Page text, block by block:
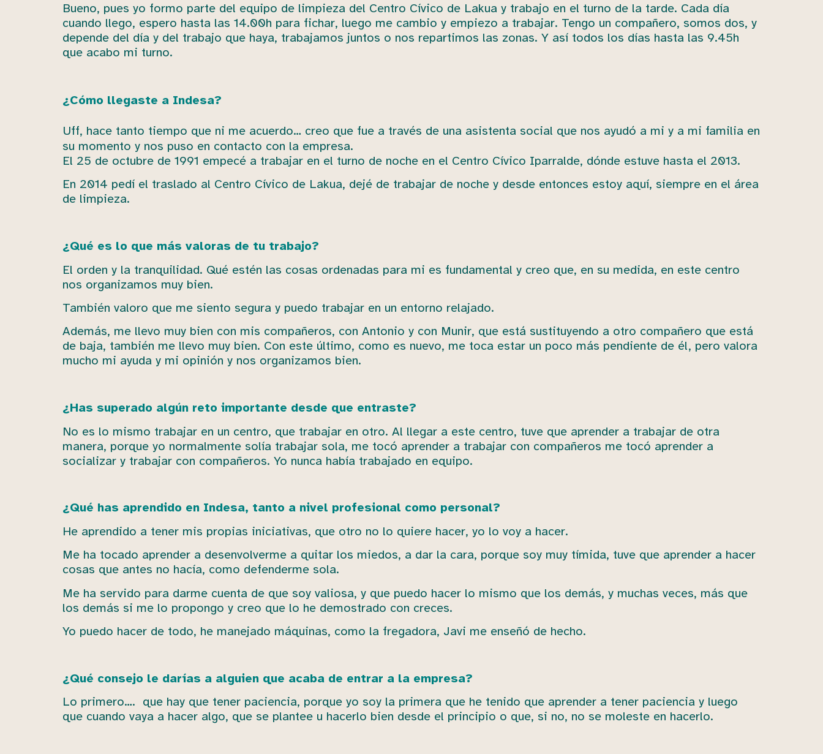
Bueno, pues yo formo parte del equipo de limpieza del Centro Cívico de Lakua y trabajo en el turno de la tarde. Cada día
cuando llego, espero hasta las 14.00h para fichar, luego me cambio y empiezo a trabajar. Tengo un compañero, somos dos, y
depende del día y del trabajo que haya, trabajamos juntos o nos repartimos las zonas. Y así todos los días hasta las 9.45h
que acabo mi turno.
¿Cómo llegaste a Indesa?
Uff, hace tanto tiempo que ni me acuerdo… creo que fue a través de una asistenta social que nos ayudó a mi y a mi familia en
su momento y nos puso en contacto con la empresa.
El 25 de octubre de 1991 empecé a trabajar en el turno de noche en el Centro Cívico Iparralde, dónde estuve hasta el 2013.
En 2014 pedí el traslado al Centro Cívico de Lakua, dejé de trabajar de noche y desde entonces estoy aquí, siempre en el área
de limpieza.
¿Qué es lo que más valoras de tu trabajo?
El orden y la tranquilidad. Qué estén las cosas ordenadas para mi es fundamental y creo que, en su medida, en este centro
nos organizamos muy bien.
También valoro que me siento segura y puedo trabajar en un entorno relajado.
Además, me llevo muy bien con mis compañeros, con Antonio y con Munir, que está sustituyendo a otro compañero que está
de baja, también me llevo muy bien. Con este último, como es nuevo, me toca estar un poco más pendiente de él, pero valora
mucho mi ayuda y mi opinión y nos organizamos bien.
¿Has superado algún reto importante desde que entraste?
No es lo mismo trabajar en un centro, que trabajar en otro. Al llegar a este centro, tuve que aprender a trabajar de otra
manera, porque yo normalmente solía trabajar sola, me tocó aprender a trabajar con compañeros me tocó aprender a
socializar y trabajar con compañeros. Yo nunca había trabajado en equipo.
¿Qué has aprendido en Indesa, tanto a nivel profesional como personal?
He aprendido a tener mis propias iniciativas, que otro no lo quiere hacer, yo lo voy a hacer.
Me ha tocado aprender a desenvolverme a quitar los miedos, a dar la cara, porque soy muy tímida, tuve que aprender a hacer
cosas que antes no hacía, como defenderme sola.
Me ha servido para darme cuenta de que soy valiosa, y que puedo hacer lo mismo que los demás, y muchas veces, más que
los demás si me lo propongo y creo que lo he demostrado con creces.
Yo puedo hacer de todo, he manejado máquinas, como la fregadora, Javi me enseñó de hecho.
¿Qué consejo le darías a alguien que acaba de entrar a la empresa?
Lo primero…. que hay que tener paciencia, porque yo soy la primera que he tenido que aprender a tener paciencia y luego
que cuando vaya a hacer algo, que se plantee u hacerlo bien desde el principio o que, si no, no se moleste en hacerlo.